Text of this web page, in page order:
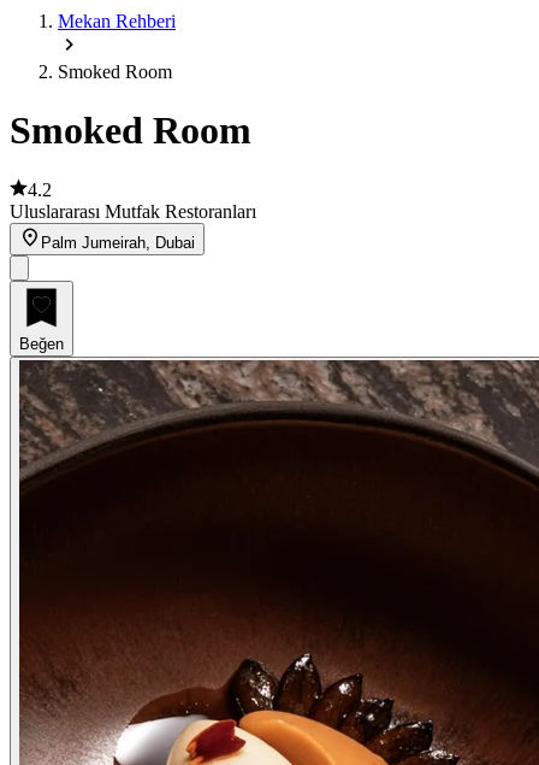
Mekan Rehberi
Smoked Room
Smoked Room
4.2
Uluslararası Mutfak Restoranları
Palm Jumeirah, Dubai
Beğen